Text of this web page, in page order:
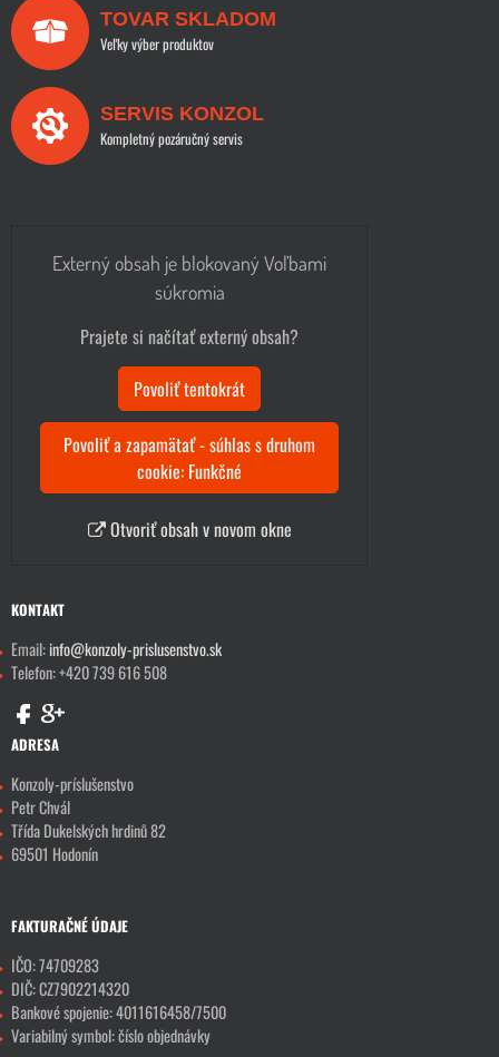
TOVAR SKLADOM
Veľky výber produktov
SERVIS KONZOL
Kompletný pozáručný servis
Externý obsah je blokovaný Voľbami
súkromia
Prajete si načítať externý obsah?
Povoliť tentokrát
Povoliť a zapamätať - súhlas s druhom
cookie: Funkčné
Otvoriť obsah v novom okne
KONTAKT
Email:info@konzoly-prislusenstvo.sk
Telefon: +420 739 616 508
ADRESA
Konzoly-príslušenstvo
Petr Chvál
Třída Dukelských hrdinů 82
69501 Hodonín
FAKTURAČNÉ ÚDAJE
IČO: 74709283
DIČ: CZ7902214320
Bankové spojenie: 4011616458/7500
Variabilný symbol: číslo objednávky